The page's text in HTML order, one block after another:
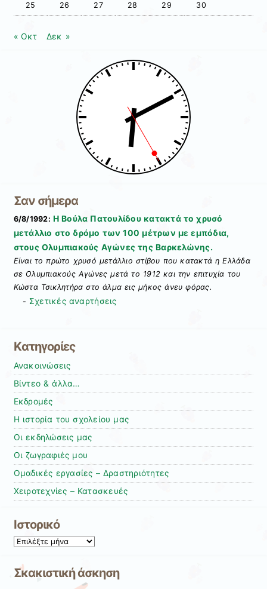
25 26 27 28 29 30
« Οκτ Δεκ »
Σαν σήμερα
6/8/1992: Η Βούλα Πατουλίδου κατακτά το χρυσό
μετάλλιο στο δρόμο των 100 μέτρων με εμπόδια,
στους Ολυμπιακούς Αγώνες της Βαρκελώνης.
Είναι το πρώτο χρυσό μετάλλιο στίβου που κατακτά η Ελλάδα
σε Ολυμπιακούς Αγώνες μετά το 1912 και την επιτυχία του
Κώστα Τσικλητήρα στο άλμα εις μήκος άνευ φόρας.
- Σχετικές αναρτήσεις
Kατηγορίες
Ανακοινώσεις
Βίντεο & άλλα…
Εκδρομές
Η ιστορία του σχολείου μας
Οι εκδηλώσεις μας
Οι ζωγραφιές μου
Ομαδικές εργασίες – Δραστηριότητες
Χειροτεχνίες – Κατασκευές
Ιστορικό
Ιστορικό
Σκακιστική άσκηση